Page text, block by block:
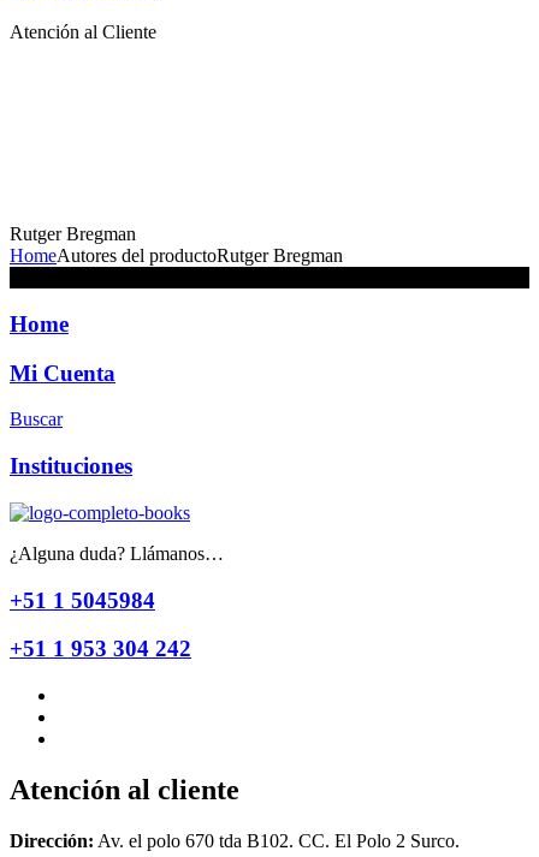
Atención al Cliente
Rutger Bregman
HomeAutores del productoRutger Bregman
Home
Mi Cuenta
Buscar
Instituciones
¿Alguna duda? Llámanos…
+51 1 5045984
+51 1 953 304 242
Atención al cliente
Dirección: Av. el polo 670 tda B102. CC. El Polo 2 Surco.